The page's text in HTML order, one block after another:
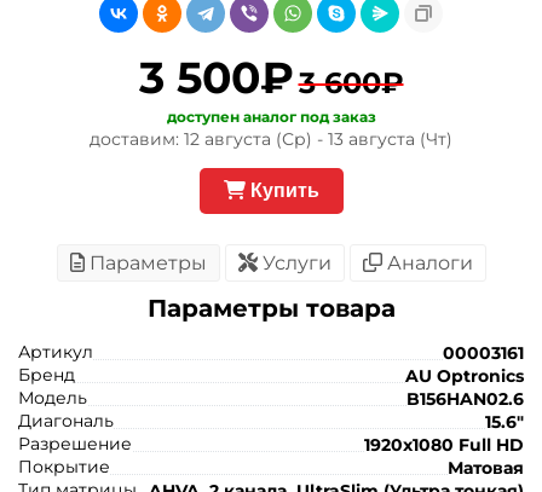
3 500₽3 600₽
доступен аналог под заказ
доставим: 12 августа (Ср) - 13 августа (Чт)
Купить
Параметры Услуги Аналоги
Параметры товара
Артикул
00003161
Бренд
AU Optronics
Модель
B156HAN02.6
Диагональ
15.6"
Разрешение
1920x1080 Full HD
Покрытие
Матовая